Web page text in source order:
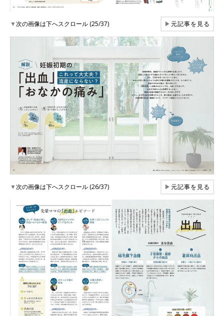
▼次の画像は下へスクロール (25/37) ▶元記事を見る
▼次の画像は下へスクロール (26/37) ▶元記事を見る